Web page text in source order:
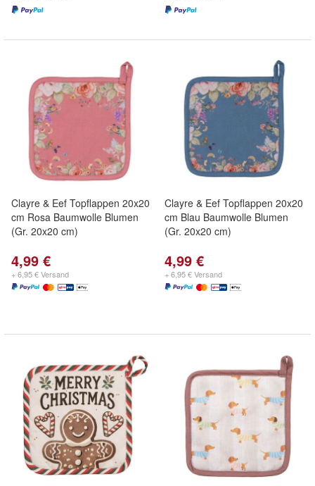
Clayre & Eef Topflappen 20x20
cm Rosa Baumwolle Blumen
(Gr. 20x20 cm)
4,99 €
+ 6,95 € Versand
Clayre & Eef Topflappen 20x20
cm Blau Baumwolle Blumen
(Gr. 20x20 cm)
4,99 €
+ 6,95 € Versand